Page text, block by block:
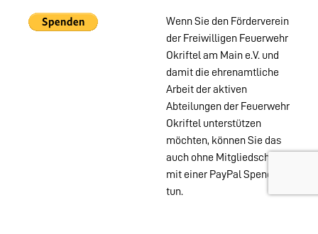
Wenn Sie den Förderverein
der Freiwilligen Feuerwehr
Okriftel am Main e.V. und
damit die ehrenamtliche
Arbeit der aktiven
Abteilungen der Feuerwehr
Okriftel unterstützen
möchten, können Sie das
auch ohne Mitgliedschaft
mit einer PayPal Spende
tun.